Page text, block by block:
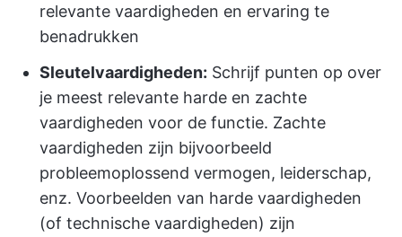
relevante vaardigheden en ervaring te
benadrukken
Sleutelvaardigheden: Schrijf punten op over
je meest relevante harde en zachte
vaardigheden voor de functie. Zachte
vaardigheden zijn bijvoorbeeld
probleemoplossend vermogen, leiderschap,
enz. Voorbeelden van harde vaardigheden
(of technische vaardigheden) zijn